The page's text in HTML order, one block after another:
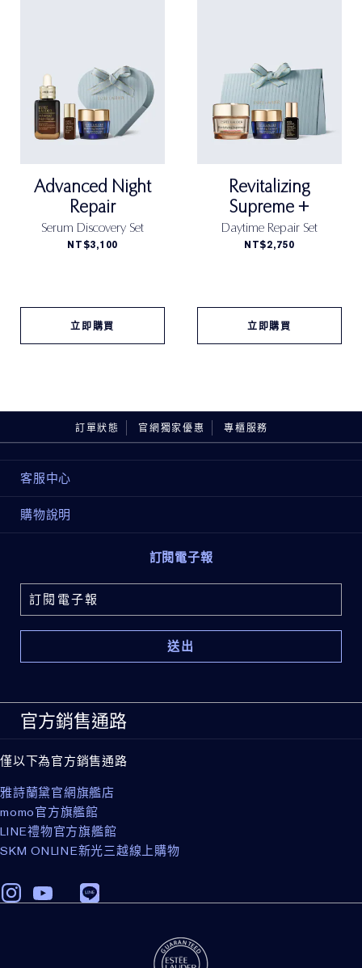
1瓶解決所有眼周困擾，飆速修護，年輕明亮大眼就靠雅
詩蘭黛!
Advanced Night Repair 特潤超導全方位修護露 15ml
一滴完美透亮 肌膚彈潤更緊緻
極速修護新革命 啟動年輕關鍵
全新 特潤超導全方位修護露
New Advanced Night Repair
激活年輕因子，啟動極速修護
超越更好由妳主導，想年輕，就年輕！
*專利至2033年
*2019年超過300位亞洲女性實際使用後之自身感受
Advanced Night Repair 特潤超導4D抗皺緊實眼萃 5ml
臨床認證，有效改善動態與靜態細紋。幫助預防新紋路生
成。
「專利夜修護胜肽」強化肌膚夜間修護，關鍵作用於維持
暢銷經典: 價值 NT$5,668
Advanced Night
Repair
Serum Discovery Set
NT$3,100
立即購買
Revitalizing
Supreme +
Daytime Repair Set
NT$2,750
立即購買
訂單狀態 官網獨家優惠 專櫃服務
客服中心
購物說明
訂閱電子報
官方銷售通路
僅以下為官方銷售通路
雅詩蘭黛官網旗艦店
momo官方旗艦館
LINE禮物官方旗艦館
SKM ONLINE新光三越線上購物